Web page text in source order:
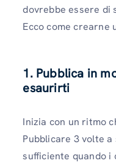
dovrebbe essere di
Ecco come crearne
1. Pubblica in
esaurirti
Inizia con un ritmo
Pubblicare 3 volte
sufficiente quando i